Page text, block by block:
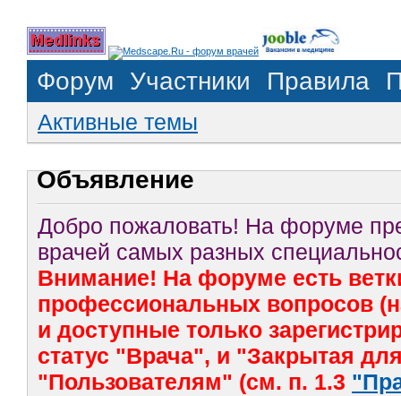
Форум Участники Правила
Активные темы
Объявление
Добро пожаловать! На форуме
врачей самых разных
Внимание! На форуме есть
профессиональных вопросов
и доступные только
статус "Врача", и "Закрытая
"Пользователям" (см. п. 1.3